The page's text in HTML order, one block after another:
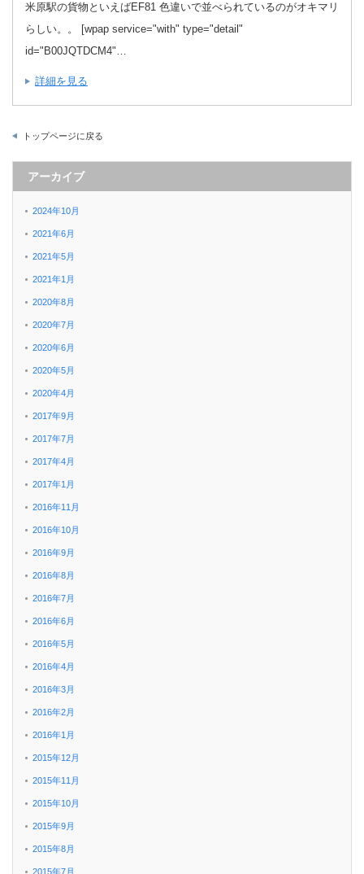
米原駅の貨物といえばEF81 色違いで並べられているのがオキマリ
らしい。。 [wpap service="with" type="detail"
id="B00JQTDCM4"…
詳細を見る
トップページに戻る
アーカイブ
2024年10月
2021年6月
2021年5月
2021年1月
2020年8月
2020年7月
2020年6月
2020年5月
2020年4月
2017年9月
2017年7月
2017年4月
2017年1月
2016年11月
2016年10月
2016年9月
2016年8月
2016年7月
2016年6月
2016年5月
2016年4月
2016年3月
2016年2月
2016年1月
2015年12月
2015年11月
2015年10月
2015年9月
2015年8月
2015年7月